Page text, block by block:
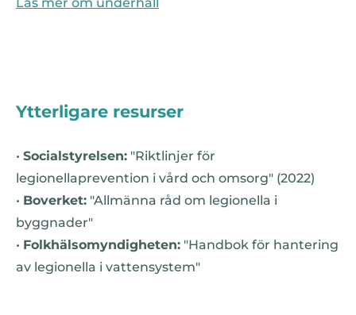
Ytterligare resurser
• Socialstyrelsen: "Riktlinjer för
legionellaprevention i vård och omsorg" (2022)
• Boverket: "Allmänna råd om legionella i
byggnader"
• Folkhälsomyndigheten: "Handbok för hantering
av legionella i vattensystem"